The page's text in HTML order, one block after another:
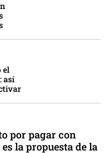
el
así
por pagar con
la propuesta de la